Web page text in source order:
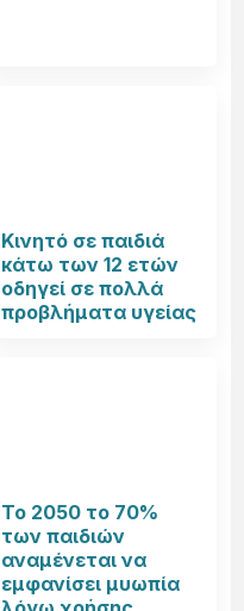
Κινητό σε παιδιά
κάτω των 12 ετών
οδηγεί σε πολλά
προβλήματα υγείας
Το 2050 το 70%
των παιδιών
αναμένεται να
εμφανίσει μυωπία